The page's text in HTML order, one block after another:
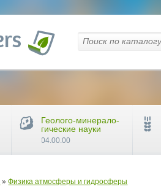
»Физика атмосферы и гидросферы
Геолого-минерало-
гические науки
04.00.00